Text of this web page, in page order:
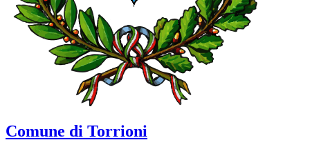
Comune di Torrioni